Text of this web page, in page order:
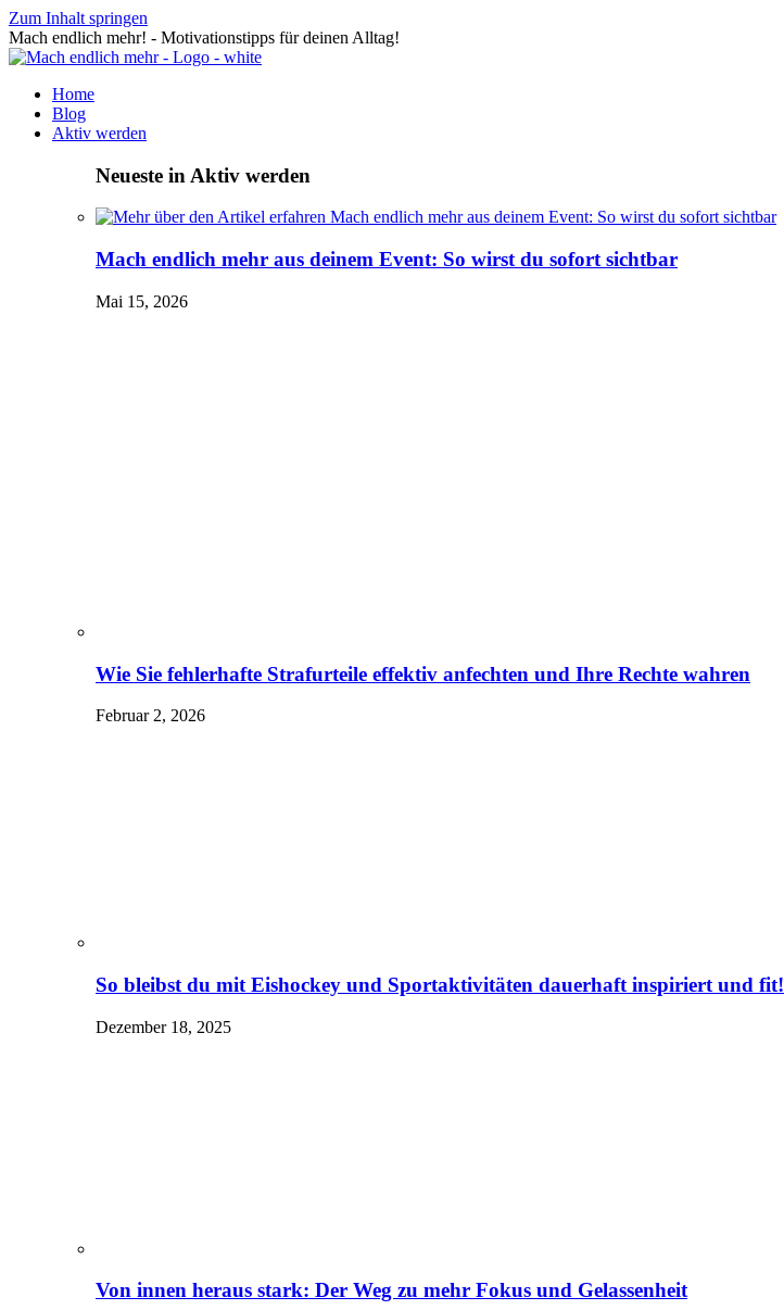
Zum Inhalt springen
Mach endlich mehr! - Motivationstipps für deinen Alltag!
Home
Blog
Aktiv werden
Neueste in Aktiv werden
Mach endlich mehr aus deinem Event: So wirst du sofort sichtbar
Mai 15, 2026
Wie Sie fehlerhafte Strafurteile effektiv anfechten und Ihre Rechte wahren
Februar 2, 2026
So bleibst du mit Eishockey und Sportaktivitäten dauerhaft inspiriert und fit!
Dezember 18, 2025
Von innen heraus stark: Der Weg zu mehr Fokus und Gelassenheit